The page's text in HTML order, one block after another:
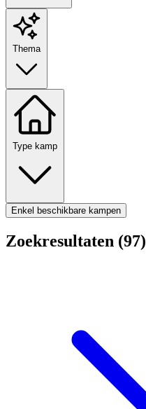
Thema
Type kamp
Enkel beschikbare kampen
Zoekresultaten (97)